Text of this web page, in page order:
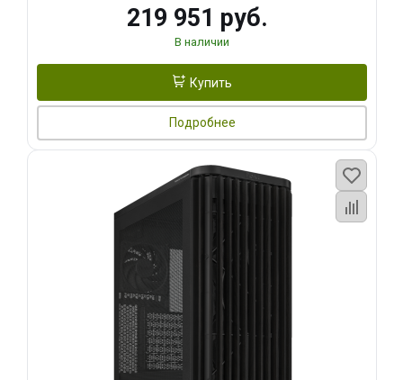
219 951 руб.
В наличии
Купить
Подробнее